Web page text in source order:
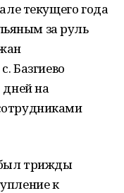
текущего года
за руль
Базгиево
дней на
трижды
к